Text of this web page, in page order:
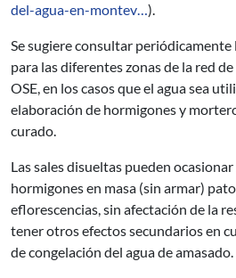
del-agua-en-montev…).
Se sugiere consultar
para las diferentes zonas de la red
OSE, en los casos que el agua sea
elaboración de hormigones y
curado.
Las sales disueltas pueden
hormigones en masa (sin armar)
eflorescencias, sin afectación de la
tener otros efectos secundarios en
de congelación del agua de amasado.